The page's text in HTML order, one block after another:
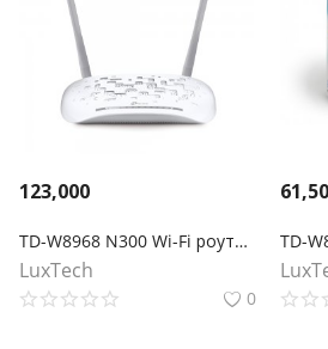
123,000
TD-W8968 N300 Wi-Fi роутер с ADSL2+ модемом и портом USB
LuxTech
0